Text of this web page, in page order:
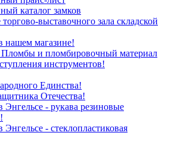
каталог замков
выставочного зала складской
нашем магазине!
и пломбировочный материал
инструментов!
Единства!
Отечества!
Энгельсе - рукава резиновые
- стеклопластиковая